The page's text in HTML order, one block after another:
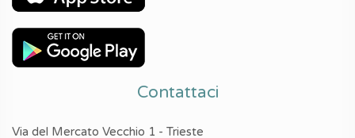
Contattaci
Via del Mercato Vecchio 1 - Trieste